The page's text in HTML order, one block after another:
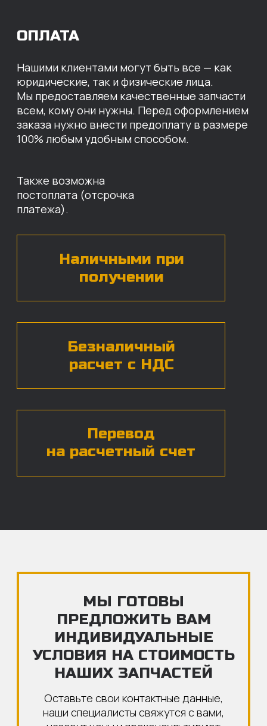
ИНДИВИДУАЛЬНЫЕ
УСЛОВИЯ НА СТОИМОСТЬ
НАШИХ ЗАПЧАСТЕЙ
Оставьте свои контактные данные,
наши специалисты свяжутся с вами,
назовут цены и проконсультируют
по нужным деталям.
БЕСПЛАТНАЯ КОНСУЛЬТАЦИЯ
Нажимая на кнопку, вы даете согласие на